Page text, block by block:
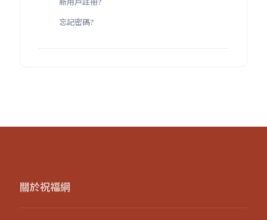
忘記密碼?
關於祝福網